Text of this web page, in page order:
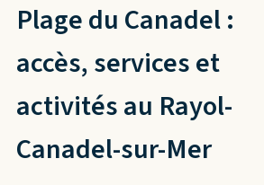
Plage du Canadel :
accès, services et
activités au Rayol-
Canadel-sur-Mer